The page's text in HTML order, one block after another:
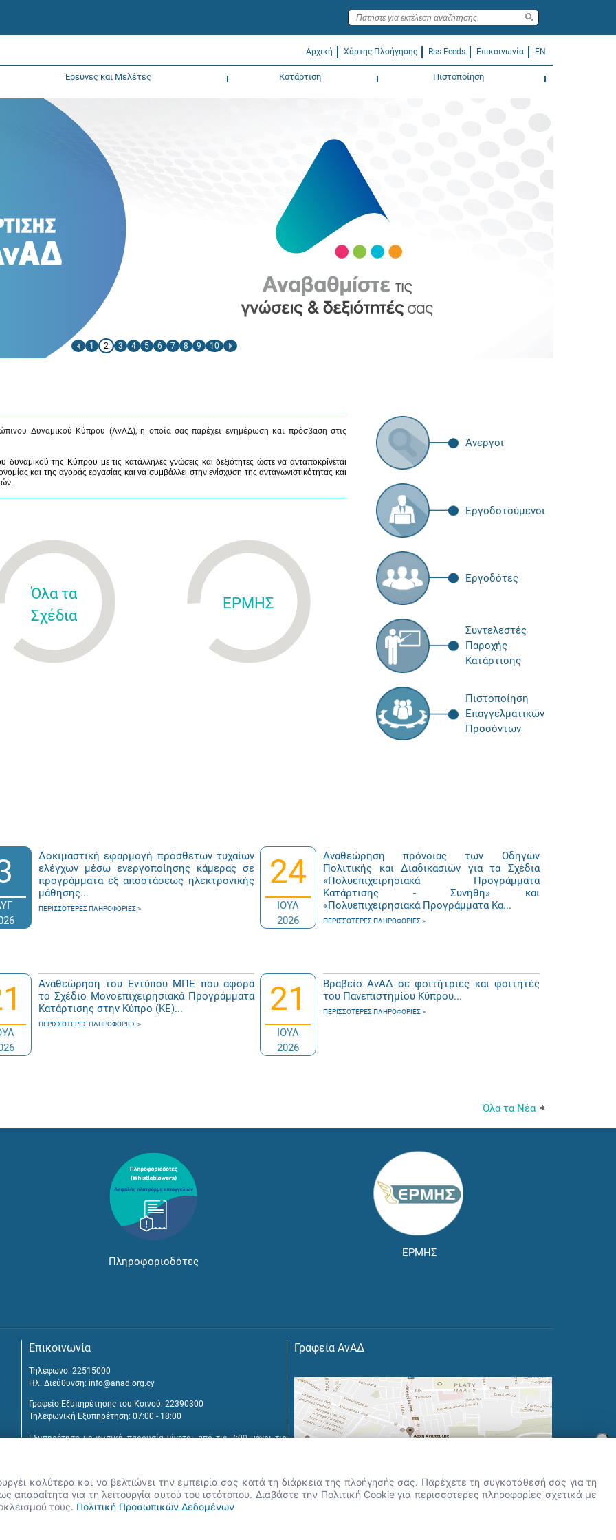
Αρχική Χάρτης Πλοήγησης Rss Feeds Επικοινωνία EN
Έρευνες και Μελέτες Κατάρτιση Πιστοποίηση
1 2 3 4 5 6 7 8 9 10
Δυναμικού Κύπρου (ΑνΑΔ), η οποία σας παρέχει ενημέρωση και πρόσβαση στις
της Κύπρου με τις κατάλληλες γνώσεις και δεξιότητες ώστε να ανταποκρίνεται
και της αγοράς εργασίας και να συμβάλλει στην ενίσχυση της ανταγωνιστικότητας και
Όλα τα
Σχέδια
ΕΡΜΗΣ
Άνεργοι
Εργοδοτούμενοι
Εργοδότες
Συντελεστές
Παροχής
Κατάρτισης
Πιστοποίηση
Επαγγελματικών
Προσόντων
Δοκιμαστική εφαρμογή πρόσθετων τυχαίων
ελέγχων μέσω ενεργοποίησης κάμερας σε
προγράμματα εξ αποστάσεως ηλεκτρονικής
μάθησης...
ΠΕΡΙΣΣΌΤΕΡΕΣ ΠΛΗΡΟΦΟΡΊΕΣ
24
ΙΟΥΛ
2026
Αναθεώρηση πρόνοιας των Οδηγών
Πολιτικής και Διαδικασιών για τα Σχέδια
«Πολυεπιχειρησιακά Προγράμματα
Κατάρτισης - Συνήθη» και
«Πολυεπιχειρησιακά Προγράμματα Κα...
ΠΕΡΙΣΣΌΤΕΡΕΣ ΠΛΗΡΟΦΟΡΊΕΣ
Αναθεώρηση του Εντύπου ΜΠΕ που αφορά
το Σχέδιο Μονοεπιχειρησιακά Προγράμματα
Κατάρτισης στην Κύπρο (ΚΕ)...
ΠΕΡΙΣΣΌΤΕΡΕΣ ΠΛΗΡΟΦΟΡΊΕΣ
21
ΙΟΥΛ
2026
Βραβείο ΑνΑΔ σε φοιτήτριες και φοιτητές
του Πανεπιστημίου Κύπρου...
ΠΕΡΙΣΣΌΤΕΡΕΣ ΠΛΗΡΟΦΟΡΊΕΣ
Όλα τα Νέα
Πληροφοριοδότες
ΕΡΜΗΣ
Επικοινωνία
Τηλέφωνο: 22515000
Ηλ. Διεύθυνση: info@anad.org.cy
Γραφείο Εξυπηρέτησης του Κοινού: 22390300
Τηλεφωνική Εξυπηρέτηση: 07:00 - 18:00
Εξυπηρέτηση με φυσική παρουσία γίνεται από τις 7:00 μέχρι τις
Τ.Θ. 25431, 1392 Λευκωσία, Κύπρος
Γραφεία ΑνΑΔ
×
σήμερα.
καλύτερα και να βελτιώνει την εμπειρία σας κατά τη διάρκεια της πλοήγησής σας. Παρέχετε τη συγκατάθεσή σας για τη
για τη λειτουργία αυτού του ιστότοπου. Διαβάστε την Πολιτική Cookie για περισσότερες πληροφορίες σχετικά με
τους. Πολιτική Προσωπικών Δεδομένων